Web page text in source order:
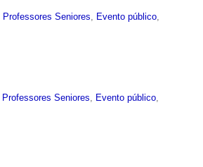
Professores Seniores Evento público
Professores Seniores, Evento público,